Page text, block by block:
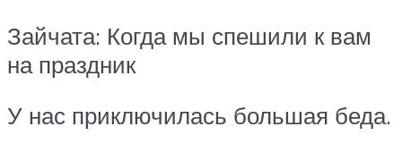
Зайчата: Когда мы спешили к вам
на праздник
У нас приключилась большая беда.